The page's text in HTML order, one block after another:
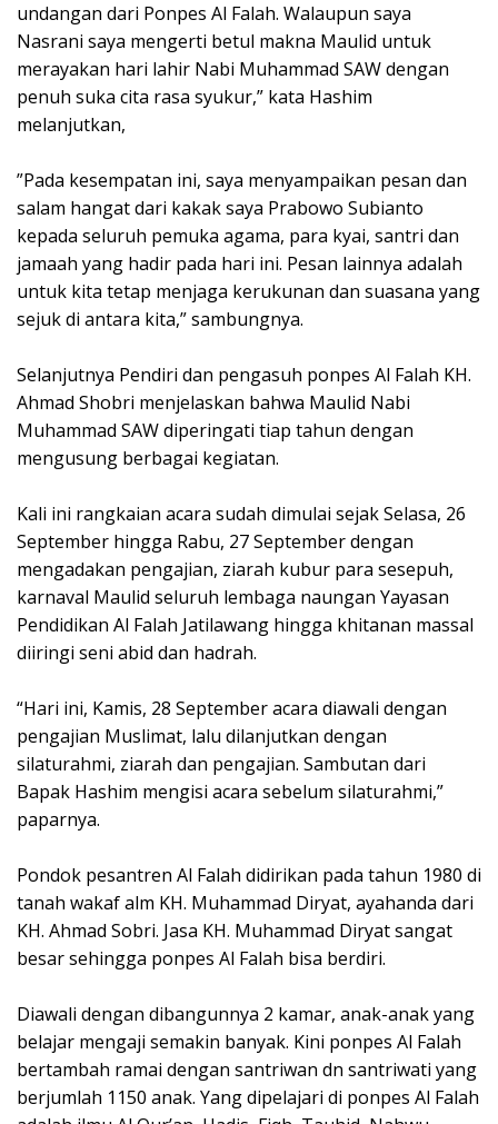
undangan dari Ponpes Al Falah. Walaupun saya
Nasrani saya mengerti betul makna Maulid untuk
merayakan hari lahir Nabi Muhammad SAW dengan
penuh suka cita rasa syukur,” kata Hashim
melanjutkan,
”Pada kesempatan ini, saya menyampaikan pesan dan
salam hangat dari kakak saya Prabowo Subianto
kepada seluruh pemuka agama, para kyai, santri dan
jamaah yang hadir pada hari ini. Pesan lainnya adalah
untuk kita tetap menjaga kerukunan dan suasana yang
sejuk di antara kita,” sambungnya.
Selanjutnya Pendiri dan pengasuh ponpes Al Falah KH.
Ahmad Shobri menjelaskan bahwa Maulid Nabi
Muhammad SAW diperingati tiap tahun dengan
mengusung berbagai kegiatan.
Kali ini rangkaian acara sudah dimulai sejak Selasa, 26
September hingga Rabu, 27 September dengan
mengadakan pengajian, ziarah kubur para sesepuh,
karnaval Maulid seluruh lembaga naungan Yayasan
Pendidikan Al Falah Jatilawang hingga khitanan massal
diiringi seni abid dan hadrah.
“Hari ini, Kamis, 28 September acara diawali dengan
pengajian Muslimat, lalu dilanjutkan dengan
silaturahmi, ziarah dan pengajian. Sambutan dari
Bapak Hashim mengisi acara sebelum silaturahmi,”
paparnya.
Pondok pesantren Al Falah didirikan pada tahun 1980 di
tanah wakaf alm KH. Muhammad Diryat, ayahanda dari
KH. Ahmad Sobri. Jasa KH. Muhammad Diryat sangat
besar sehingga ponpes Al Falah bisa berdiri.
Diawali dengan dibangunnya 2 kamar, anak-anak yang
belajar mengaji semakin banyak. Kini ponpes Al Falah
bertambah ramai dengan santriwan dn santriwati yang
berjumlah 1150 anak. Yang dipelajari di ponpes Al Falah